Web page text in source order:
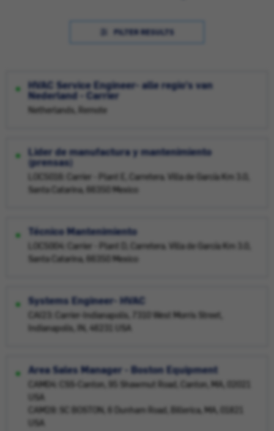
FILTER RESULTS
HVAC Service Engineer- alle regio's van
Nederland - Carrier
Netherlands, Remote
Lider de manufactura y mantenimiento
(prensas)
LOC5016: Carrier - Plant E, Carretera. Villa de García Km 3.0,
Santa Catarina, 66350 Mexico
Técnico Mantenimiento
LOC5004: Carrier - Plant D, Carretera. Villa de García Km 3.0,
Santa Catarina, 66350 Mexico
Systems Engineer- HVAC
CAI23: Carrier-Indianapolis, 7310 West Morris Street,
Indianapolis, IN, 46231 USA
Area Sales Manager - Boston Equipment
CAM04: CSS-Canton, 95 Shawmut Road, Canton, MA, 02021
USA
CAM28: SC BOSTON, 6 Dunham Road, Billerica, MA, 01821
USA